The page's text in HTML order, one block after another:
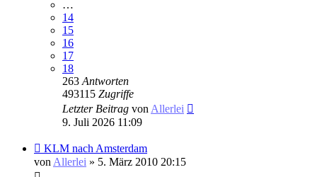
…
14
15
16
17
18
263 Antworten
493115 Zugriffe
Letzter Beitrag von Allerlei
9. Juli 2026 11:09
KLM nach Amsterdam
von Allerlei » 5. März 2010 20:15